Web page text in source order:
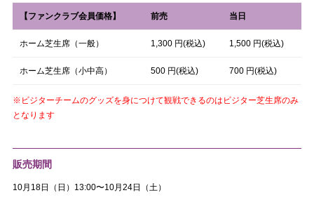
【ファンクラブ会員価格】 前売 当日
ホーム芝生席（一般） 1,300 円(税込) 1,500 円(税込)
ホーム芝生席（小中高） 500 円(税込) 700 円(税込)
※ビジターチームのグッズを身につけて観戦できるのはビジター芝生席のみ
となります
販売期間
10月18日（日）13:00〜10月24日（土）